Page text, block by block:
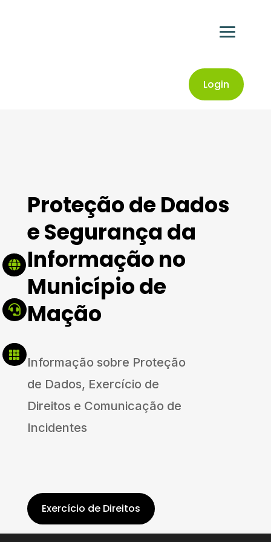
Login



Proteção de Dados
e Segurança da
Informação no
Município de
Mação
Informação sobre Proteção
de Dados, Exercício de
Direitos e Comunicação de
Incidentes
Exercício de Direitos